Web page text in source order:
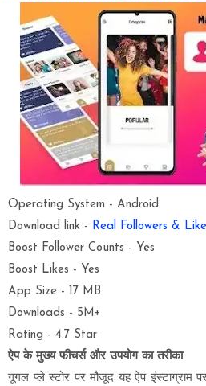
Operating System - Android
Download link - Real Followers &
Boost Follower Counts - Yes
Boost Likes - Yes
App Size - 17 MB
Downloads - 5M+
Rating - 4.7 Star
ऐप के मुख्य फीचर्स औरउपयोग का तरीका
गूगल प्ले स्टोर पर मौजूद यह ऐप इंस्टाग्राम